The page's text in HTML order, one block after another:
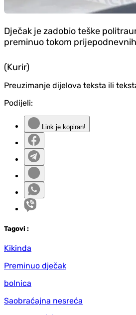
Dječak je zadobio teške
preminuo tokom
(Kurir)
Preuzimanje dijelova teksta ili
Podijeli:
Link je kopiran!
Tagovi :
Kikinda
Preminuo dječak
bolnica
Saobraćajna nesreća